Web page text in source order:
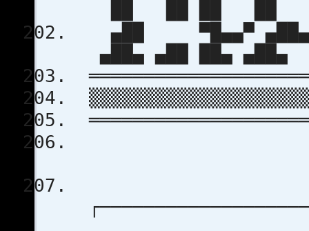
▄██ ▀█▄▄▀ ▄██▄
▄██▄ ▄██ ██▄